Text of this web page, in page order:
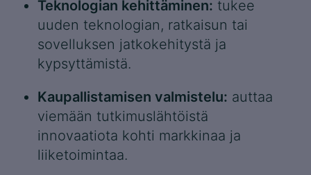
Teknologian kehittäminen: tukee
uuden teknologian, ratkaisun tai
sovelluksen jatkokehitystä ja
kypsyttämistä.
Kaupallistamisen valmistelu: auttaa
viemään tutkimuslähtöistä
innovaatiota kohti markkinaa ja
liiketoimintaa.